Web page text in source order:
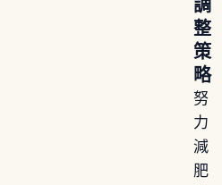
調
整
策
略
努
力
減
肥